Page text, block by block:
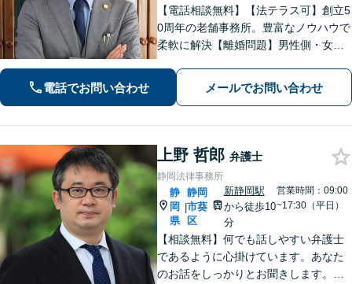
【電話相談無料】【法テラス可】創立5
0周年の老舗事務所。豊富なノウハウで
柔軟に解決【離婚問題】男性側・女性
慰謝料、養育費、面会交流など幅広く
対応【借金・債務整理】個人・法人と
電話でお問い合わせ メールでお問い合わせ
上野 哲郎 弁護士
静岡法律事務所
静
岡
県
|
静岡
市葵
区
新静岡駅
から徒歩10
分
営業時間：09:00
~17:30（平日）
【相談無料】何でも話しやすい弁護士
であるように心掛けています。あなた
のお話をしっかりとお聞きします。ト